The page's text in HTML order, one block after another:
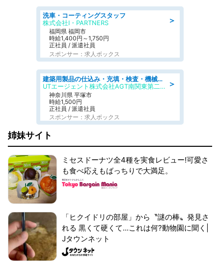
＞
洗車・コーティングスタッフ
株式会社I・PARTNERS
福岡県 福岡市
時給1,400円～1,750円
正社員 / 派遣社員
スポンサー：求人ボックス
＞
建築用製品の仕込み・充填・検査・機械操作/寮完備/日払い/工場・製造
UTエージェント株式会社AGT南関東第二CU
神奈川県 平塚市
時給1,500円
正社員 / 派遣社員
スポンサー：求人ボックス
姉妹サイト
ミセスドーナツ全4種を実食レビュー!可愛さ
も食べ応えもばっちりで大満足。
「ヒクイドリの部屋」から〝謎の棒〟発見さ
れる 黒くて硬くて...これは何?動物園に聞く|
Jタウンネット